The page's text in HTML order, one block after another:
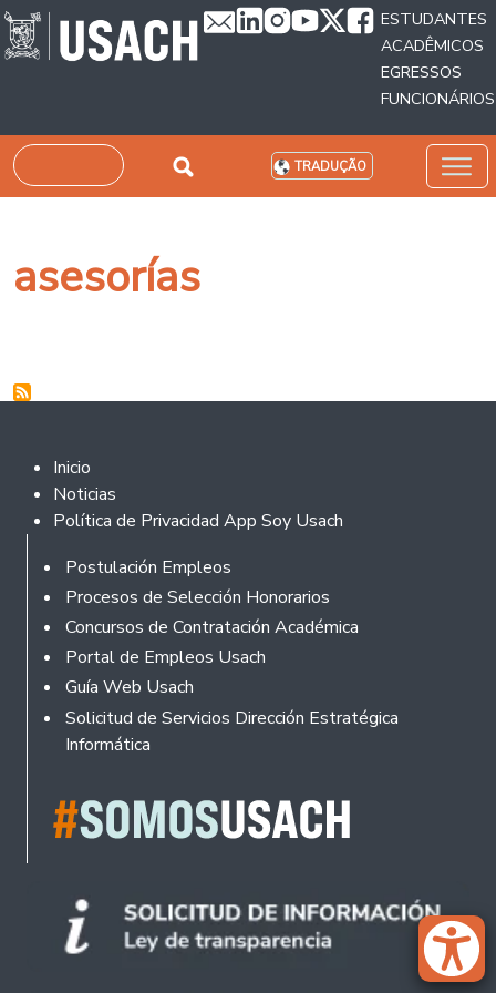
Passar para o conteúdo principal
ESTUDANTES
ACADÊMICOS
EGRESSOS
FUNCIONÁRIOS
Pesquisar TRADUÇÃO
asesorías
Footer 2
Inicio
Noticias
Política de Privacidad App Soy Usach
Rodapé
Postulación Empleos
Procesos de Selección Honorarios
Concursos de Contratación Académica
Portal de Empleos Usach
Guía Web Usach
Solicitud de Servicios Dirección Estratégica
Informática